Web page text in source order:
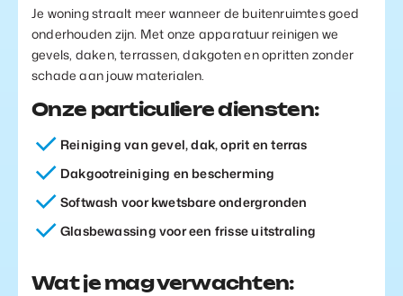
Je woning straalt meer wanneer de buitenruimtes goed
onderhouden zijn. Met onze apparatuur reinigen we
gevels, daken, terrassen, dakgoten en opritten zonder
schade aan jouw materialen.
Onze particuliere diensten:
Reiniging van gevel, dak, oprit en terras
Dakgootreiniging en bescherming
Softwash voor kwetsbare ondergronden
Glasbewassing voor een frisse uitstraling
Wat je mag verwachten: